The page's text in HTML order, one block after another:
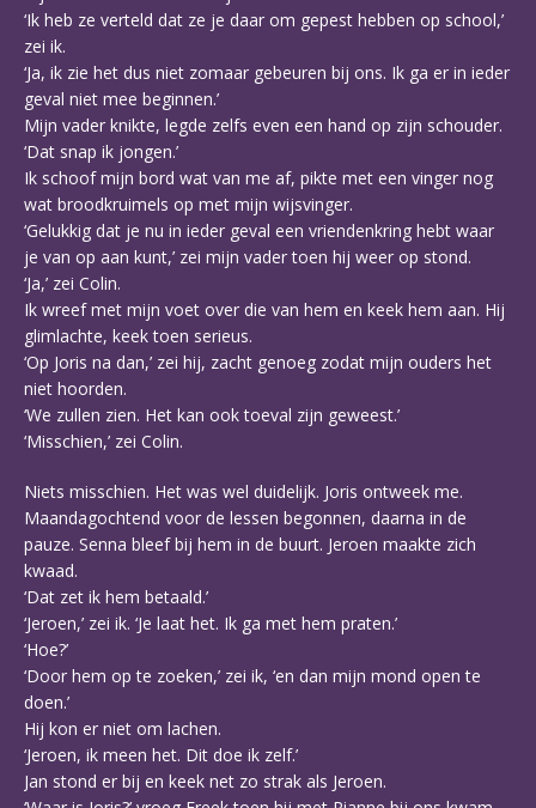
‘Ik heb ze verteld dat ze je daar om gepest hebben op school,’
zei ik.
‘Ja, ik zie het dus niet zomaar gebeuren bij ons. Ik ga er in ieder
geval niet mee beginnen.’
Mijn vader knikte, legde zelfs even een hand op zijn schouder.
‘Dat snap ik jongen.’
Ik schoof mijn bord wat van me af, pikte met een vinger nog
wat broodkruimels op met mijn wijsvinger.
‘Gelukkig dat je nu in ieder geval een vriendenkring hebt waar
je van op aan kunt,’ zei mijn vader toen hij weer op stond.
‘Ja,’ zei Colin.
Ik wreef met mijn voet over die van hem en keek hem aan. Hij
glimlachte, keek toen serieus.
‘Op Joris na dan,’ zei hij, zacht genoeg zodat mijn ouders het
niet hoorden.
‘We zullen zien. Het kan ook toeval zijn geweest.’
‘Misschien,’ zei Colin.
Niets misschien. Het was wel duidelijk. Joris ontweek me.
Maandagochtend voor de lessen begonnen, daarna in de
pauze. Senna bleef bij hem in de buurt. Jeroen maakte zich
kwaad.
‘Dat zet ik hem betaald.’
‘Jeroen,’ zei ik. ‘Je laat het. Ik ga met hem praten.’
‘Hoe?’
‘Door hem op te zoeken,’ zei ik, ‘en dan mijn mond open te
doen.’
Hij kon er niet om lachen.
‘Jeroen, ik meen het. Dit doe ik zelf.’
Jan stond er bij en keek net zo strak als Jeroen.